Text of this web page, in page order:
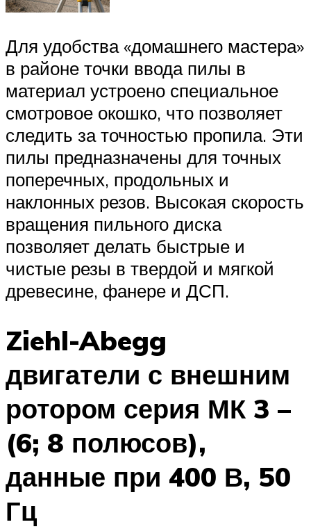
Для удобства «домашнего мастера»
в районе точки ввода пилы в
материал устроено специальное
смотровое окошко, что позволяет
следить за точностью пропила. Эти
пилы предназначены для точных
поперечных, продольных и
наклонных резов. Высокая скорость
вращения пильного диска
позволяет делать быстрые и
чистые резы в твердой и мягкой
древесине, фанере и ДСП.
Ziehl-Abegg
двигатели с внешним
ротором серия МК 3 –
(6; 8 полюсов),
данные при 400 В, 50
Гц